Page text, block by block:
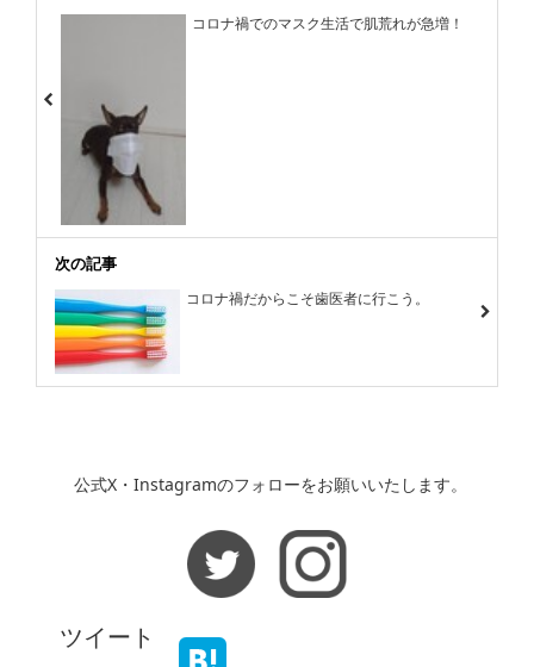
コロナ禍でのマスク生活で肌荒れが急増！
次の記事
コロナ禍だからこそ歯医者に行こう。
公式X・Instagramのフォローをお願いいたします。
ツイート